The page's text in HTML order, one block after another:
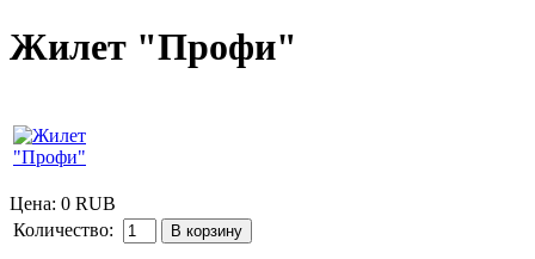
Жилет "Профи"
Цена: 0 RUB
Количество: